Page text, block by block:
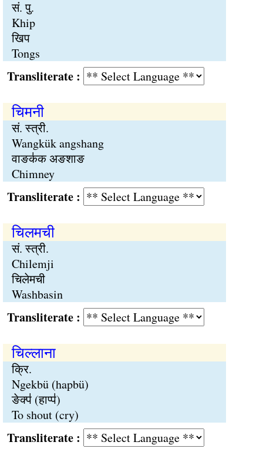
सं. पु.
Khip
खिप
Tongs
:
चिमनी
सं. स्त्री.
Wangkük angshang
वाङक॑क अङशाङ
Chimney
:
चिलमची
सं. स्त्री.
Chilemji
चिलेमची
Washbasin
:
चिल्लाना
क्रि.
Ngekbü (hapbü)
ङेक्प॑ (हाप्प॑)
To shout (cry)
: